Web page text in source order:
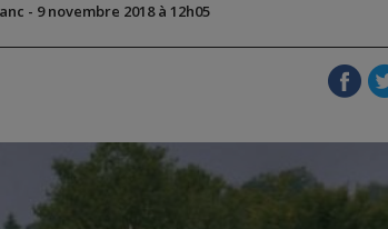
- 9 novembre 2018 à 12h05